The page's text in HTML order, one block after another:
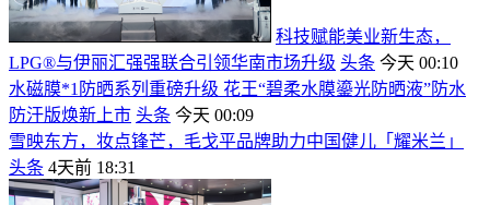
科技赋能美业新生态，
LPG®与伊丽汇强强联合引领华南市场升级 头条 今天 00:10
水磁膜*1防晒系列重磅升级 花王“碧柔水膜鎏光防晒液”防水
防汗版焕新上市 头条 今天 00:09
雪映东方，妆点锋芒，毛戈平品牌助力中国健儿「耀米兰」
头条 4天前 18:31